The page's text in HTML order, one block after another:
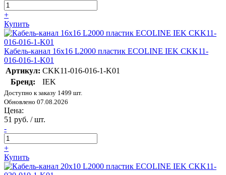
+
Купить
Кабель-канал 16х16 L2000 пластик ECOLINE IEK CKK11-
016-016-1-K01
Артикул: CKK11-016-016-1-K01
Бренд:
IEK
Доступно к заказу 1499 шт.
Обновлено 07.08.2026
Цена:
51 руб. / шт.
-
+
Купить